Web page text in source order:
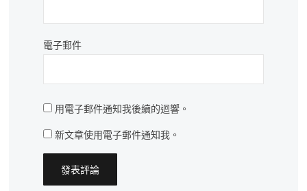
電子郵件
用電子郵件通知我後續的迴響。
新文章使用電子郵件通知我。